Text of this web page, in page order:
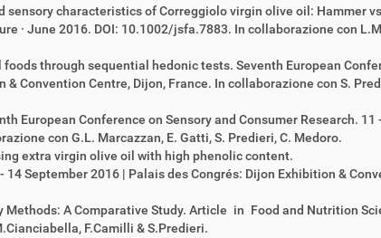
characteristics of Correggiolo virgin olive oil: Hammer
· June 2016. DOI: 10.1002/jsfa.7883. In collaborazione con
through sequential hedonic tests. Seventh European
Convention Centre, Dijon, France. In collaborazione con S.
European Conference on Sensory and Consumer Research. 11
con G.L. Marcazzan, E. Gatti, S. Predieri, C. Medoro.
extra virgin olive oil with high phenolic content.
September 2016 | Palais des Congrés: Dijon Exhibition &
A Comparative Study. Article in Food and Nutrition
F.Camilli & S.Predieri.